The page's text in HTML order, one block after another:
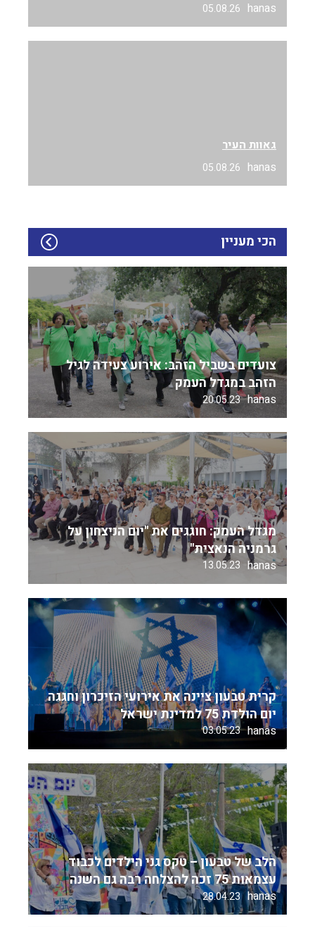
hanas
05.08.26
גאוות העיר
hanas
05.08.26
הכי מעניין
צועדים בשביל הזהב: אירוע צעידה לגיל
הזהב במגדל העמק
hanas
20.05.23
מגדל העמק: חוגגים את "יום הניצחון על
גרמניה הנאצית"
hanas
13.05.23
קרית טבעון ציינה את אירועי הזיכרון וחגגה
יום הולדת 75 למדינת ישראל
hanas
03.05.23
הלב של טבעון – טקס גני הילדים לכבוד
עצמאות 75 זכה להצלחה רבה גם השנה
hanas
28.04.23